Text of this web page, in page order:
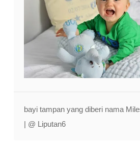
bayi tampan yang diberi nama
| @ Liputan6